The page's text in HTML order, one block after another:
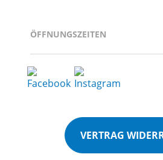
ÖFFNUNGSZEITEN
VERTRAG